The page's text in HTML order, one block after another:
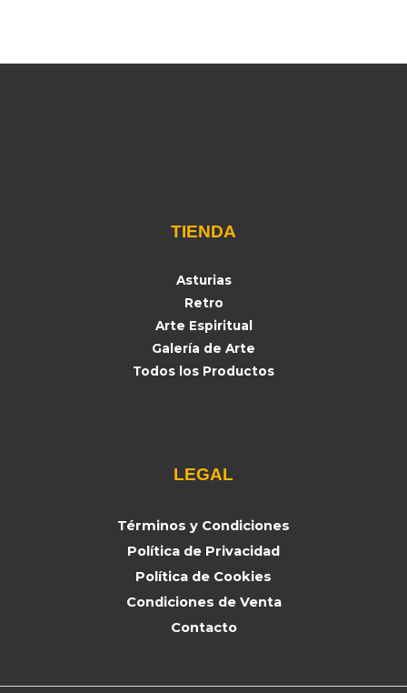
TIENDA
Asturias
Retro
Arte Espiritual
Galería de Arte
Todos los Productos
LEGAL
Términos y Condiciones
Política de Privacidad
Política de Cookies
Condiciones de Venta
Contacto